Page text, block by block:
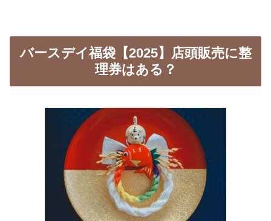
バースデイ福袋【2025】店頭販売に整
理券はある？